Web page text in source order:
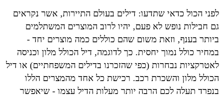
לפני הכול כדאי שתדעו: דילים בעולם התיירות, אשר נקראים
גם חבילות נופש לא פעם, יהיו לרוב המוצרים המשתלמים
ביותר בענף, וזאת משום שהם כוללים כמה מוצרים יחד -
במחיר כולל נמוך יחסית. כך לדוגמה, דיל הכולל מלון וכניסה
לאטרקציות נבחרות (כפי שהזכרנו בדילים המשפחתיים) או דיל
הכולל מלון והשכרת רכב. רכישת כל אחד מהמצרים הללו
בנפרד תעלה לכם הרבה יותר מעלות הדיל עצמו - שיאפשר